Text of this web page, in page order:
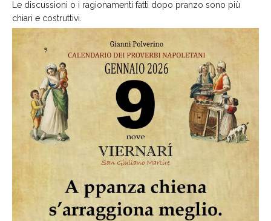
Le discussioni o i ragionamenti fatti dopo pranzo sono più
chiari e costruttivi.